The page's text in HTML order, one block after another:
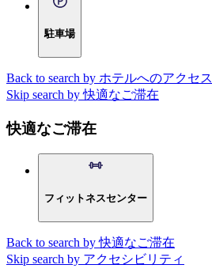
駐車場
Back to search by ホテルへのアクセス
Skip search by 快適なご滞在
快適なご滞在
フィットネスセンター
Back to search by 快適なご滞在
Skip search by アクセシビリティ